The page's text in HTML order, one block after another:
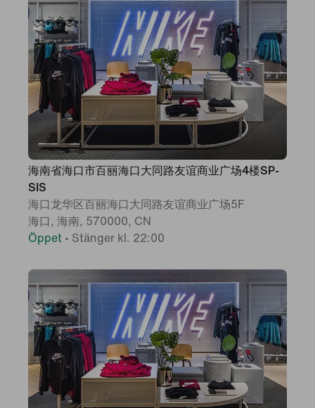
海南省海口市百丽海口大同路友谊商业广场4楼SP-
SIS
海口龙华区百丽海口大同路友谊商业广场5F
海口, 海南, 570000, CN
Öppet • Stänger kl. 22:00